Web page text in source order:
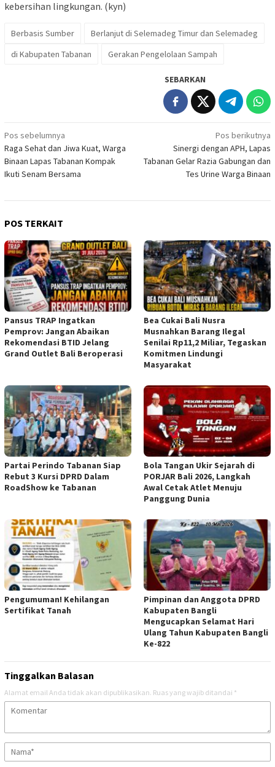
kebersihan lingkungan. (kyn)
Berbasis Sumber
Berlanjut di Selemadeg Timur dan Selemadeg
di Kabupaten Tabanan
Gerakan Pengelolaan Sampah
SEBARKAN
Navigasi
pos
Pos sebelumnya
Raga Sehat dan Jiwa Kuat, Warga
Binaan Lapas Tabanan Kompak
Ikuti Senam Bersama
Pos berikutnya
Sinergi dengan APH, Lapas
Tabanan Gelar Razia Gabungan dan
Tes Urine Warga Binaan
POS TERKAIT
Pansus TRAP Ingatkan
Pemprov: Jangan Abaikan
Rekomendasi BTID Jelang
Grand Outlet Bali Beroperasi
Bea Cukai Bali Nusra
Musnahkan Barang Ilegal
Senilai Rp11,2 Miliar, Tegaskan
Komitmen Lindungi
Masyarakat
Partai Perindo Tabanan Siap
Rebut 3 Kursi DPRD Dalam
RoadShow ke Tabanan
Bola Tangan Ukir Sejarah di
PORJAR Bali 2026, Langkah
Awal Cetak Atlet Menuju
Panggung Dunia
Pengumuman! Kehilangan
Sertifikat Tanah
Pimpinan dan Anggota DPRD
Kabupaten Bangli
Mengucapkan Selamat Hari
Ulang Tahun Kabupaten Bangli
Ke-822
Tinggalkan Balasan
Alamat email Anda tidak akan dipublikasikan. Ruas yang wajib ditandai *